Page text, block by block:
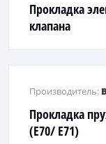
Прокладка
клапана
Прокладка
(E70/ E71)
Производитель: